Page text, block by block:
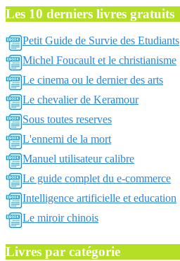
Les 10 derniers livres gratuits
Petit Guide de Survie des Etudiants
Michel Foucault et le christianisme
Le cinema ou le dernier des arts
Le chevalier de Keramour
Sous toutes reserves
L'ennemi de la mort
Manuel utilisateur calibre
Le guide complet du e-commerce
Intelligence artificielle et education
Le miroir chinois
Livres par catégorie